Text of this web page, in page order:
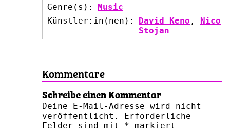
Genre(s):
Music
Künstler:in(nen):
David Keno , Nico
Stojan
Kommentare
Schreibe einen Kommentar
Deine E-Mail-Adresse wird nicht
veröffentlicht.
Erforderliche
Felder sind mit * markiert